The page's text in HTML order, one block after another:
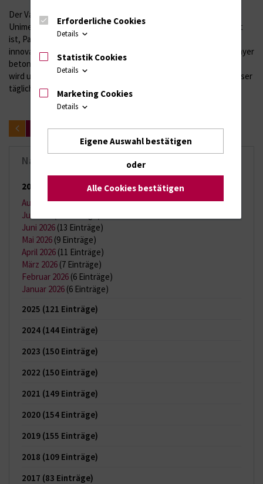
Der Vater von vier Söhnen fühlt sich schon jetzt wohl an der
Unimedizin. Empfangen wurde er von einem Team, das motiviert
ist, Patienten auf höchstem Niveau zu versorgen und sich mit
innovativen Techniken und Methoden zu beschäftigen. Schafmayer
betont: „Am Ende zählt, dass der Patient bestmöglich versorgt
wird und mit guter Lebensqualität nach Hause geht – das ist unser
täglicher Anspruch.“
zurück
Nachrichten-Archiv
2026
(65 Einträge)
August 2026(2 Einträge)
Juli 2026
Juni 2026 (13 Einträge)
Mai 2026 (9 Einträge)
April 2026 (11 Einträge)
März 2026 (7 Einträge)
Februar 2026 (6 Einträge)
Januar 2026 (6 Einträge)
2025 (121 Einträge)
2024 (144 Einträge)
2023 (150 Einträge)
2022 (150 Einträge)
2021 (149 Einträge)
2020 (154 Einträge)
2019 (155 Einträge)
2018 (109 Einträge)
2017 (83 Einträge)
Erforderliche Cookies
Details
Statistik Cookies
Details
Marketing Cookies
Details
Eigene Auswahl bestätigen
oder
Alle Cookies bestätigen